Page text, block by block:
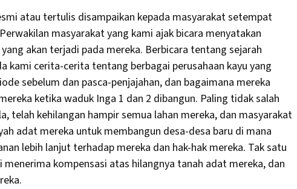
atau tertulis disampaikan kepada masyarakat setempat
masyarakat yang kami ajak bicara menyatakan
akan terjadi pada mereka. Berbicara tentang sejarah
kami cerita-cerita tentang berbagai perusahaan kayu yang
sebelum dan pasca-penjajahan, dan bagaimana mereka
ketika waduk Inga 1 dan 2 dibangun. Paling tidak salah
telah kehilangan hampir semua lahan mereka, dan masyarakat
adat mereka untuk membangun desa-desa baru di mana
lebih lanjut terhadap mereka dan hak-hak mereka. Tak satu
kompensasi atas hilangnya tanah adat mereka, dan